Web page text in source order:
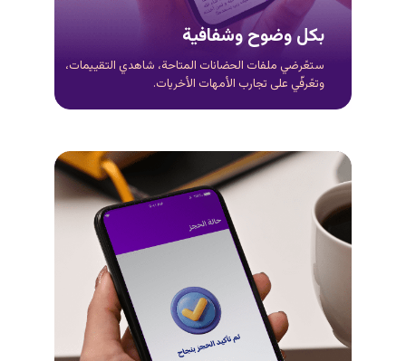
بكل وضوح وشفافية
ستعًرضي ملفات الحضانات المتاحة، شاهدي التقييمات،
وتعًرفّي على تجارب الأمهات الأخريات.